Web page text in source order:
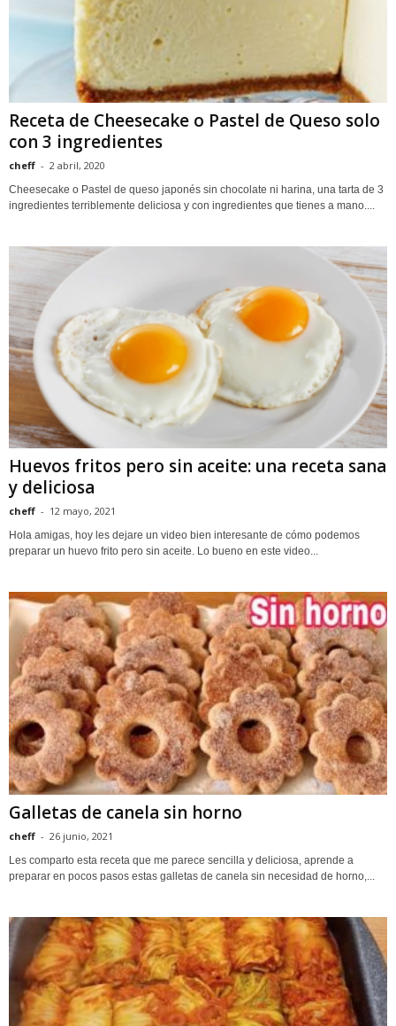
Receta de Cheesecake o Pastel de Queso solo
con 3 ingredientes
cheff - 2 abril, 2020
Cheesecake o Pastel de queso japonés sin chocolate ni harina, una tarta de 3
ingredientes terriblemente deliciosa y con ingredientes que tienes a mano....
Huevos fritos pero sin aceite: una receta sana
y deliciosa
cheff - 12 mayo, 2021
Hola amigas, hoy les dejare un video bien interesante de cómo podemos
preparar un huevo frito pero sin aceite. Lo bueno en este video...
Galletas de canela sin horno
cheff - 26 junio, 2021
Les comparto esta receta que me parece sencilla y deliciosa, aprende a
preparar en pocos pasos estas galletas de canela sin necesidad de horno,...